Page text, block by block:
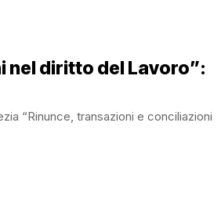
nel diritto del Lavoro”:
“Rinunce, transazioni e conciliazioni